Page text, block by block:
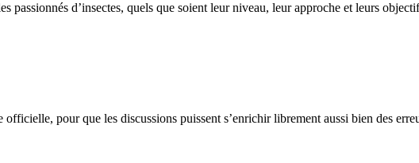
passionnés d’insectes, quels que soient leur niveau, leur approche et leurs
pour que les discussions puissent s’enrichir librement aussi bien des